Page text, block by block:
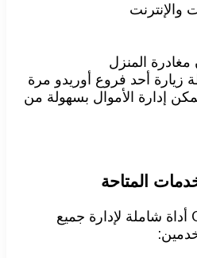
والإنترنت
المنزل
زيارة أحد فروع أوريدو مرة
إدارة الأموال بسهولة من
المتاحة
يُعد تطبيق Ooredoo Qatar أداة شاملة لإدارة جميع